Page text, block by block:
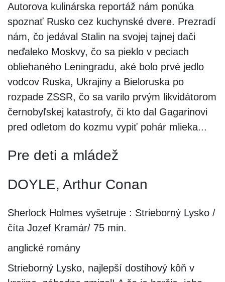
Autorova kulinárska reportáž nám ponúka
spoznať Rusko cez kuchynské dvere. Prezradí
nám, čo jedával Stalin na svojej tajnej dači
neďaleko Moskvy, čo sa pieklo v peciach
obliehaného Leningradu, aké bolo prvé jedlo
vodcov Ruska, Ukrajiny a Bieloruska po
rozpade ZSSR, čo sa varilo prvým likvidátorom
černobyľskej katastrofy, či kto dal Gagarinovi
pred odletom do kozmu vypiť pohár mlieka...
Pre deti a mládež
DOYLE, Arthur Conan
Sherlock Holmes vyšetruje : Strieborný Lysko /
číta Jozef Kramár/ 75 min.
anglické romány
Strieborný Lysko, najlepší dostihový kôň v